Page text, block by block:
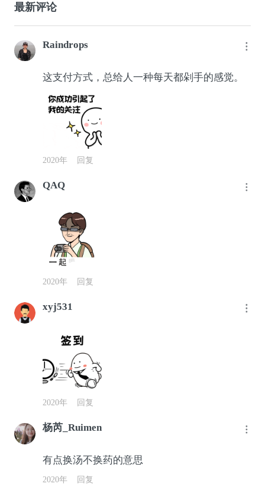
最新评论
Raindrops
这支付方式，总给人一种每天都剁手的感觉。
2020年 回复
QAQ
2020年 回复
xyj531
2020年 回复
杨芮_Ruimen
有点换汤不换药的意思
2020年 回复